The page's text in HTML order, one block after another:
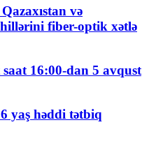
və
fiber-optik xətlə
16:00-dan 5 avqust
yaş həddi tətbiq